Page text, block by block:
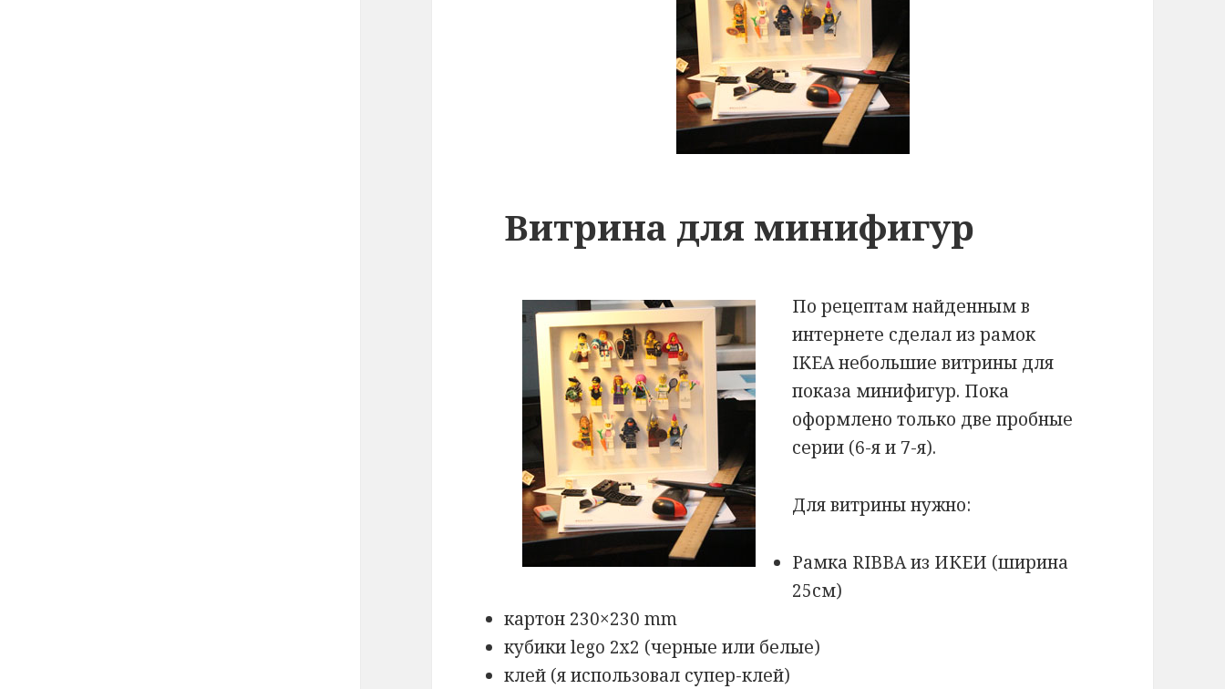
Витрина для минифигур
По рецептам найденным в
интернете сделал из рамок
IKEA небольшие витрины для
показа минифигур. Пока
оформлено только две пробные
серии (6-я и 7-я).
Для витрины нужно:
Рамка RIBBA из ИКЕИ (ширина
25см)
картон 230×230 mm
кубики lego 2х2 (черные или белые)
клей (я использовал супер-клей)